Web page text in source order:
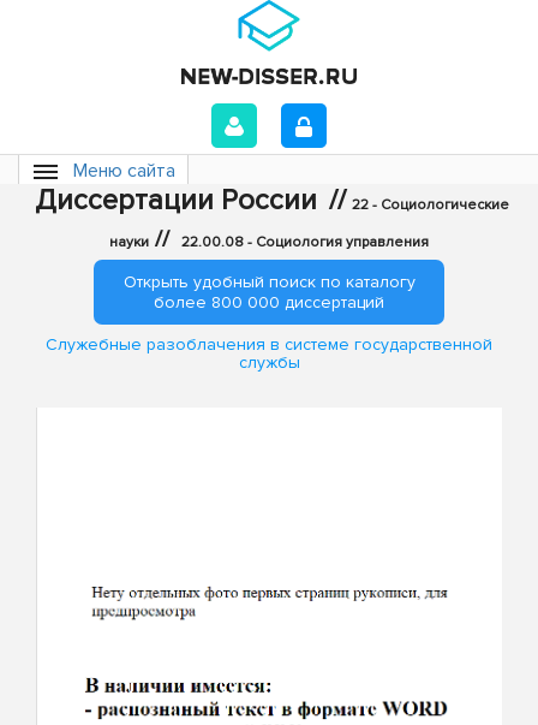
Меню сайта
Диссертации России // 22 - Социологические
науки // 22.00.08 - Социология управления
Открыть удобный поиск по каталогу
более 800 000 диссертаций
Служебные разоблачения в системе государственной
службы